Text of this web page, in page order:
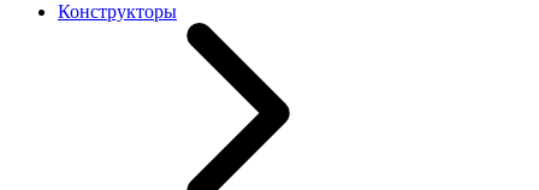
Конструкторы